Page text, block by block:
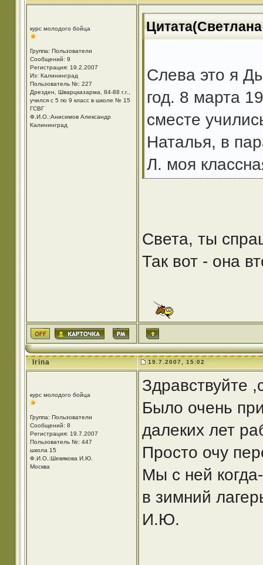
курс молодого бойца
Группа: Пользователи
Сообщений: 9
Регистрация: 19.2.2007
Из: Калининград
Пользователь №: 227
Дрезден, Шварцказарма, 84-88 г.г.,
учился с 5 по 9 класс в школе № 15
ГСВГ
Ф.И.О.:Анисимов Александр
Калининград
Слева это я
год. 8 марта
сместе
Наталья, в
Л. моя
Света, ты
Так вот - она
Irina 19.7.2007, 15:02
курс молодого бойца
Группа: Пользователи
Сообщений: 8
Регистрация: 19.7.2007
Пользователь №: 447
школа 15
Ф.И.О.:Шевякова И.Ю.
Москва
Здравствуйте
Было очень
далеких лет
Просто очу
Мы с ней
в зимний
И.Ю.